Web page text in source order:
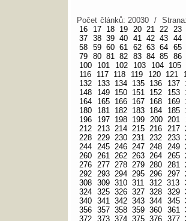
Počet článků: 20030 /
16
17 18 19 20 21 22 23
37 38 39 40 41 42 43 44
58 59 60 61 62 63 64 65
79 80 81 82 83 84 85 86
100
101 102 103 104 105
116
117 118 119 120 121
132
133 134 135 136 137
148
149 150 151 152 153
164
165 166 167 168 169
180
181 182 183 184 185
196
197 198 199 200 201
212 213 214 215 216 217
228 229 230 231 232 233
244 245 246 247 248 249
260 261 262 263 264 265
276 277 278 279 280 281
292 293 294 295 296 297
308 309 310 311 312 313
324 325 326 327 328 329
340 341 342 343 344 345
356 357 358 359 360 361
372 373 374 375 376 377